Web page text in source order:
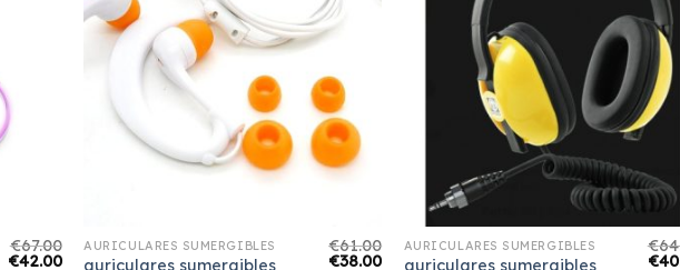
€67.00
€42.00
AURICULARES SUMERGIBLES
auriculares sumergibles
€61.00
€38.00
AURICULARES SUMERGIBLES
auriculares sumergibles
€
€